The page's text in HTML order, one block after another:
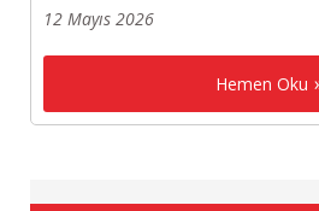
12 Mayıs 2026
Hemen Oku